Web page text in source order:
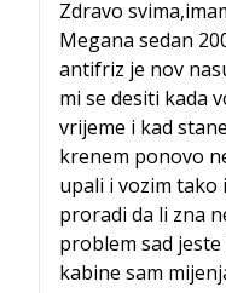
Zdravo
Megana sedan
antifriz je nov
mi se desiti kada
vrijeme i kad
krenem ponovo
upali i vozim tako
proradi da li zna
problem sad
kabine sam